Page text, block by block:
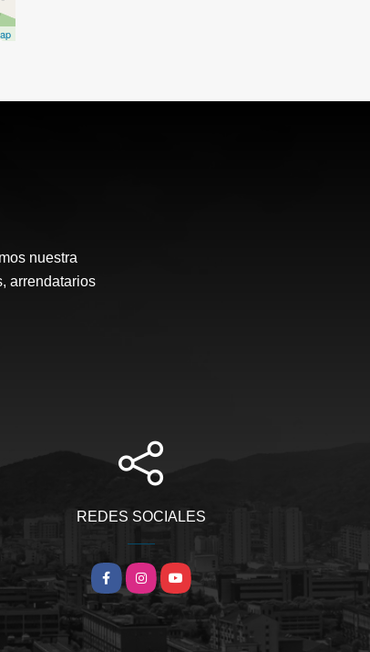
nuestra
arrendatarios
REDES SOCIALES
FacebookInstagramYouTube